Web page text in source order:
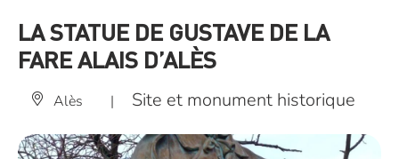
LA STATUE DE GUSTAVE DE LA
FARE ALAIS D’ALÈS
Alès | Site et monument historique